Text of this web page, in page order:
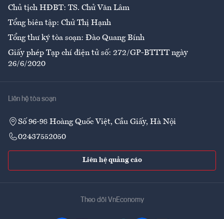
Chủ tịch HĐBT: TS. Chử Văn Lâm
Tổng biên tập: Chử Thị Hạnh
Tổng thư ký tòa soạn: Đào Quang Bính
Giấy phép Tạp chí điện tử số: 272/GP-BTTTT ngày
26/6/2020
Liên hệ tòa soạn
Số 96-98 Hoàng Quốc Việt, Cầu Giấy, Hà Nội
02437552050
Liên hệ quảng cáo
Theo dõi VnEconomy